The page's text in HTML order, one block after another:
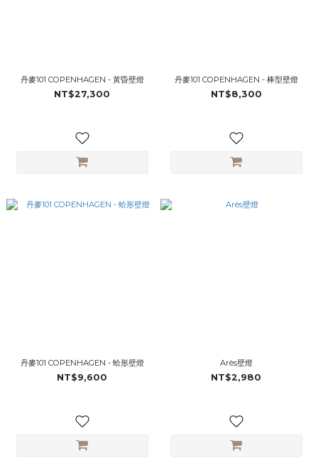
丹麥101 COPENHAGEN - 黃昏壁燈
NT$27,300
丹麥101 COPENHAGEN - 棒型壁燈
NT$8,300
丹麥101 COPENHAGEN - 蛤形壁燈
NT$9,600
Arès壁燈
NT$2,980